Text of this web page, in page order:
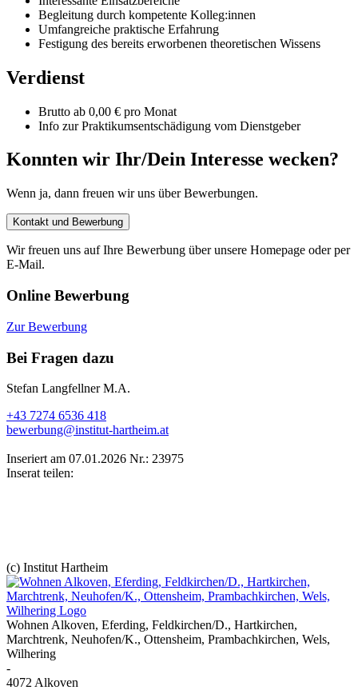
Begleitung durch kompetente Kolleg:innen
Umfangreiche praktische Erfahrung
Festigung des bereits erworbenen theoretischen Wissens
Verdienst
Brutto ab 0,00 € pro Monat
Info zur Praktikumsentschädigung vom Dienstgeber
Konnten wir Ihr/Dein Interesse wecken?
Wenn ja, dann freuen wir uns über Bewerbungen.
Kontakt und Bewerbung
Wir freuen uns auf Ihre Bewerbung über unsere Homepage oder per
E-Mail.
Online Bewerbung
Zur Bewerbung
Bei Fragen dazu
Stefan Langfellner M.A.
+43 7274 6536 418
bewerbung@institut-hartheim.at
Inseriert am 07.01.2026 Nr.: 23975
Inserat teilen:
(c) Institut Hartheim
Wohnen Alkoven, Eferding, Feldkirchen/D., Hartkirchen,
Marchtrenk, Neuhofen/K., Ottensheim, Prambachkirchen, Wels,
Wilhering
-
4072 Alkoven